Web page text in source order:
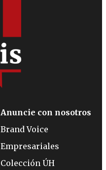
Anuncie con nosotros
Brand Voice
Empresariales
Colección ÚH